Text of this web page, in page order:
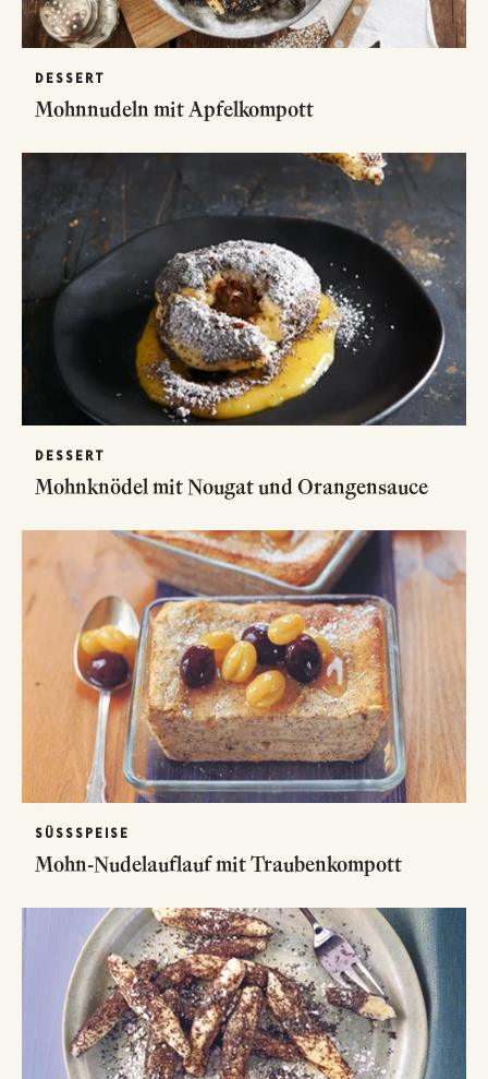
DESSERT
Mohnnudeln mit Apfelkompott
DESSERT
Mohnknödel mit Nougat und Orangensauce
SÜSSSPEISE
Mohn-Nudelauflauf mit Traubenkompott